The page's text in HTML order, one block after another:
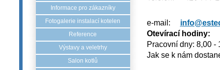
Informace pro zákazníky
Fotogalerie instalací kotelen
Reference
Výstavy a veletrhy
Salon kotlů
e-mail: i
Otevírací hodiny:
Pracovní dny: 8,00 -
Jak se k nám